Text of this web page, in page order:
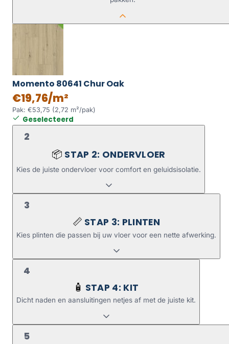
Momento 80641 Chur Oak
€19,76/m²
Pak: €53,75 (2,72 m²/pak)
Geselecteerd
2
📦 STAP 2: ONDERVLOER
Kies de juiste ondervloer voor comfort en geluidsisolatie.
3
📏 STAP 3: PLINTEN
Kies plinten die passen bij uw vloer voor een nette afwerking.
4
🧴 STAP 4: KIT
Dicht naden en aansluitingen netjes af met de juiste kit.
5